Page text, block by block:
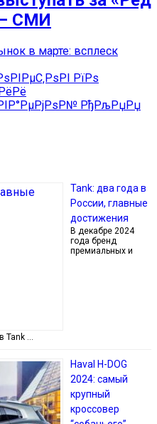
— СМИ
в марте: всплеск
РїРѕ
РђРљРџРџ
Tank: два года в
России, главные
достижения
В декабре 2024
года бренд
премиальных и
Tank …
Haval H-DOG
2024: самый
крупный
кроссовер